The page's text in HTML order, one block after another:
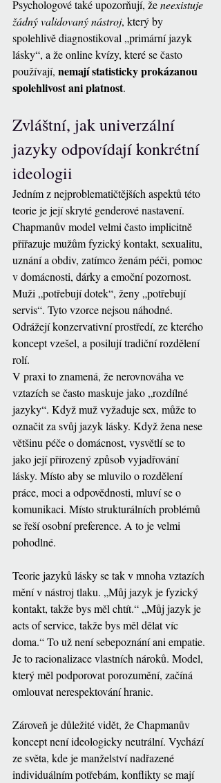
Psychologové také upozorňují, že neexistuje
žádný validovaný nástroj, který by
spolehlivě diagnostikoval „primární jazyk
lásky“, a že online kvízy, které se často
používají, nemají statisticky prokázanou
spolehlivost ani platnost.
Zvláštní, jak univerzální
jazyky odpovídají konkrétní
ideologii
Jedním z nejproblematičtějších aspektů této
teorie je její skryté genderové nastavení.
Chapmanův model velmi často implicitně
přiřazuje mužům fyzický kontakt, sexualitu,
uznání a obdiv, zatímco ženám péči, pomoc
v domácnosti, dárky a emoční pozornost.
Muži „potřebují dotek“, ženy „potřebují
servis“. Tyto vzorce nejsou náhodné.
Odrážejí konzervativní prostředí, ze kterého
koncept vzešel, a posilují tradiční rozdělení
rolí.
V praxi to znamená, že nerovnováha ve
vztazích se často maskuje jako „rozdílné
jazyky“. Když muž vyžaduje sex, může to
označit za svůj jazyk lásky. Když žena nese
většinu péče o domácnost, vysvětlí se to
jako její přirozený způsob vyjadřování
lásky. Místo aby se mluvilo o rozdělení
práce, moci a odpovědnosti, mluví se o
komunikaci. Místo strukturálních problémů
se řeší osobní preference. A to je velmi
pohodlné.
Teorie jazyků lásky se tak v mnoha vztazích
mění v nástroj tlaku. „Můj jazyk je fyzický
kontakt, takže bys měl chtít.“ „Můj jazyk je
acts of service, takže bys měl dělat víc
doma.“ To už není sebepoznání ani empatie.
Je to racionalizace vlastních nároků. Model,
který měl podporovat porozumění, začíná
omlouvat nerespektování hranic.
Zároveň je důležité vidět, že Chapmanův
koncept není ideologicky neutrální. Vychází
ze světa, kde je manželství nadřazené
individuálním potřebám, konflikty se mají